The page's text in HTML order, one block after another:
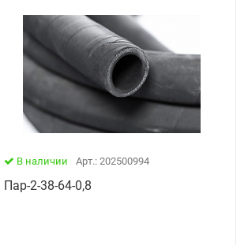
В наличии Арт.: 202500994
Пар-2-38-64-0,8